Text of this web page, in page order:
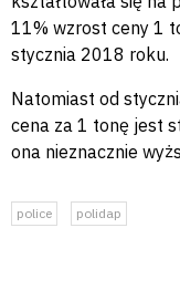
11% wzrost ceny 1
stycznia 2018 roku.
Natomiast od
cena za 1 tonę jest
ona nieznacznie
police polidap